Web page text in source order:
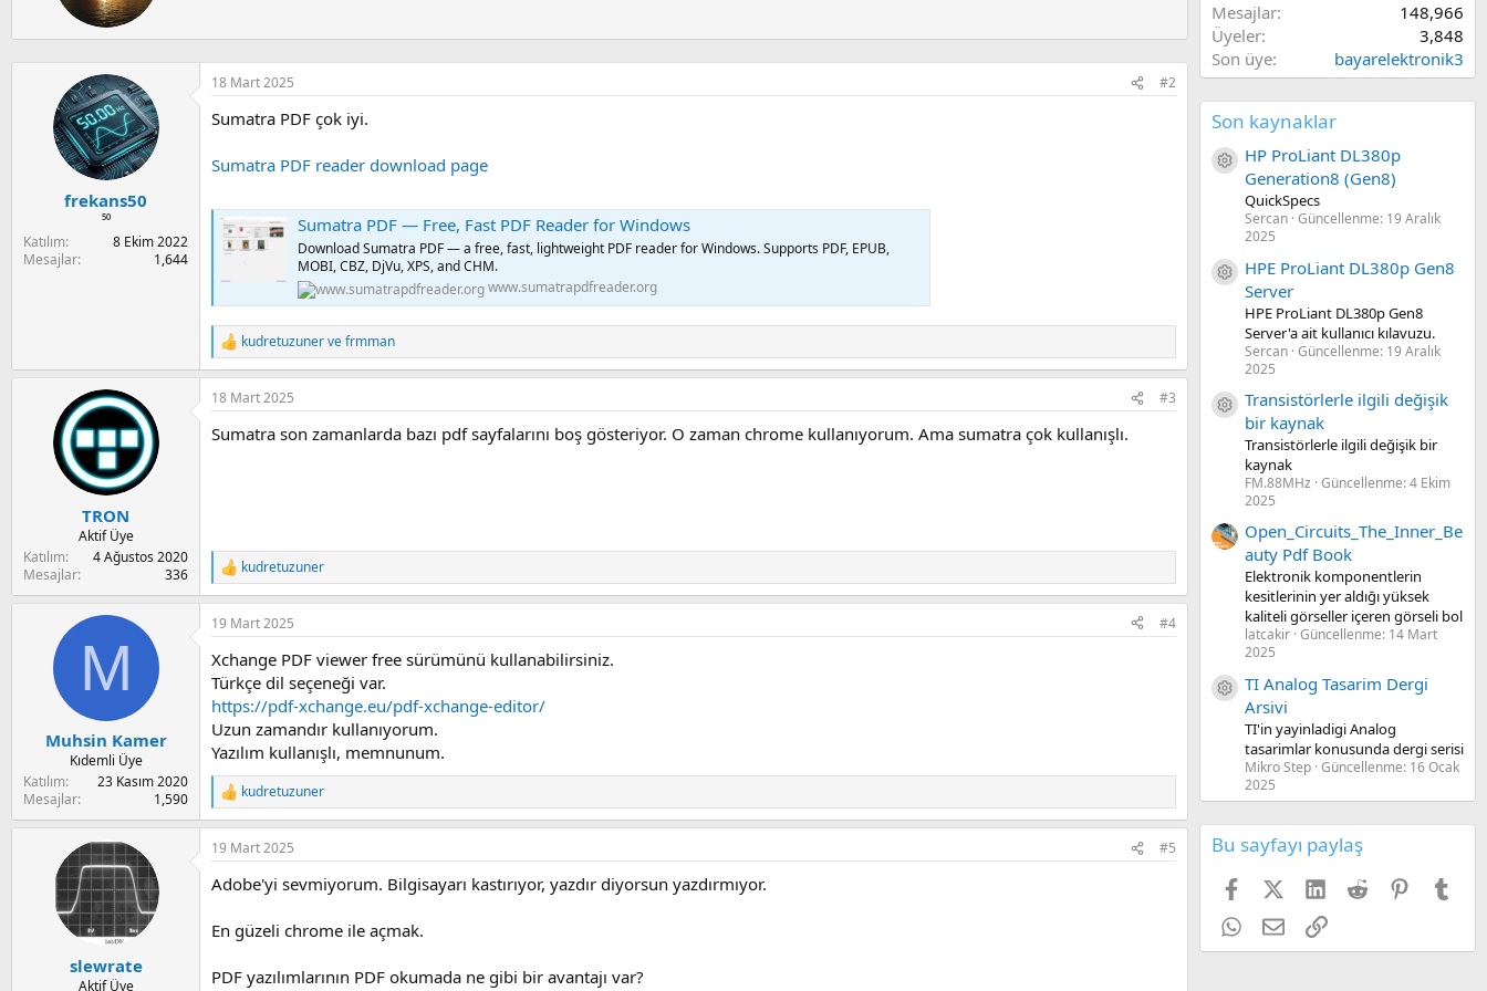
b
y
frekans50
⁵⁰
Katılım
8 Ekim 2022
Mesajlar
1,644
18 Mart 2025 #2
Sumatra PDF çok iyi.
Sumatra PDF reader download page
Sumatra PDF — Free, Fast PDF Reader for Windows
Download Sumatra PDF — a free, fast, lightweight PDF reader for Windows. Supports PDF, EPUB,
MOBI, CBZ, DjVu, XPS, and CHM.
www.sumatrapdfreader.org
R
e
a
c
i
kudretuzunervefrmman
TRON
Aktif Üye
Katılım
4 Ağustos 2020
Mesajlar
336
18 Mart 2025 #3
Sumatra son zamanlarda bazı pdf sayfalarını boş gösteriyor. O zaman chrome kullanıyorum. Ama sumatra çok kullanışlı.
R
e
a
c
i
o
n
s
:
kudretuzuner
M
Muhsin Kamer
Kıdemli Üye
Katılım
23 Kasım 2020
Mesajlar
1,590
19 Mart 2025 #4
Xchange PDF viewer free sürümünü kullanabilirsiniz.
Türkçe dil seçeneği var.
https://pdf-xchange.eu/pdf-xchange-editor/
Uzun zamandır kullanıyorum.
Yazılım kullanışlı, memnunum.
R
e
a
c
i
n
s
kudretuzuner
slewrate
Aktif Üye
19 Mart 2025 #5
Adobe'yi sevmiyorum. Bilgisayarı kastırıyor, yazdır diyorsun yazdırmıyor.
En güzeli chrome ile açmak.
PDF yazılımlarının PDF okumada ne gibi bir avantajı var?
Mesajlar
148,966
Üyeler
3,848
Son üye
bayarelektronik3
Son kaynaklar
Kaynak ikon/amblem
HP ProLiant DL380p
Generation8 (Gen8)
QuickSpecs
Sercan Güncellenme: 19 Aralık
2025
Kaynak ikon/amblem
HPE ProLiant DL380p Gen8
Server
HPE ProLiant DL380p Gen8
Server'a ait kullanıcı kılavuzu.
Sercan Güncellenme: 19 Aralık
2025
Kaynak ikon/amblem
Transistörlerle ilgili değişik
bir kaynak
Transistörlerle ilgili değişik bir
kaynak
FM.88MHz Güncellenme:4 Ekim
2025
Open_Circuits_The_Inner_Be
auty Pdf Book
Elektronik komponentlerin
kesitlerinin yer aldığı yüksek
kaliteli görseller içeren görseli bol
latcakir Güncellenme: 14 Mart
2025
Kaynak ikon/amblem
TI Analog Tasarim Dergi
Arsivi
TI'in yayinladigi Analog
tasarimlar konusunda dergi serisi
Mikro Step Güncellenme: 16 Ocak
2025
Bu sayfayı paylaş
FacebookX (Twitter)
LinkedIn
Reddit Pinterest
WhatsApp
E-postaLink